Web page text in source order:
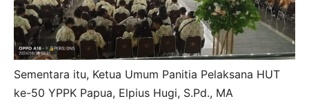
Sementara itu, Ketua Umum Panitia Pelaksana HUT
ke-50 YPPK Papua, Elpius Hugi, S.Pd., MA